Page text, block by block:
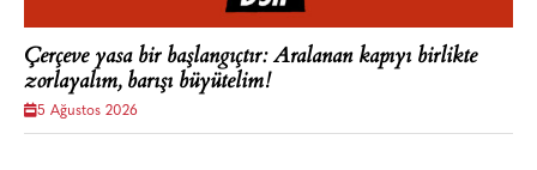
Çerçeve yasa bir başlangıçtır: Aralanan kapıyı birlikte
zorlayalım, barışı büyütelim!
5 Ağustos 2026